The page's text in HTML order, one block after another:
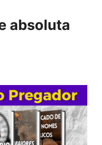
absoluta